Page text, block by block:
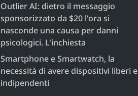
Outlier AI: dietro il messaggio
sponsorizzato da $20 l'ora si
nasconde una causa per danni
psicologici. L'inchiesta
Smartphone e Smartwatch, la
necessità di avere dispositivi liberi e
indipendenti